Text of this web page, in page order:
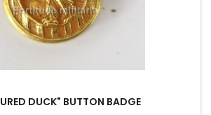
DUCK" BUTTON BADGE